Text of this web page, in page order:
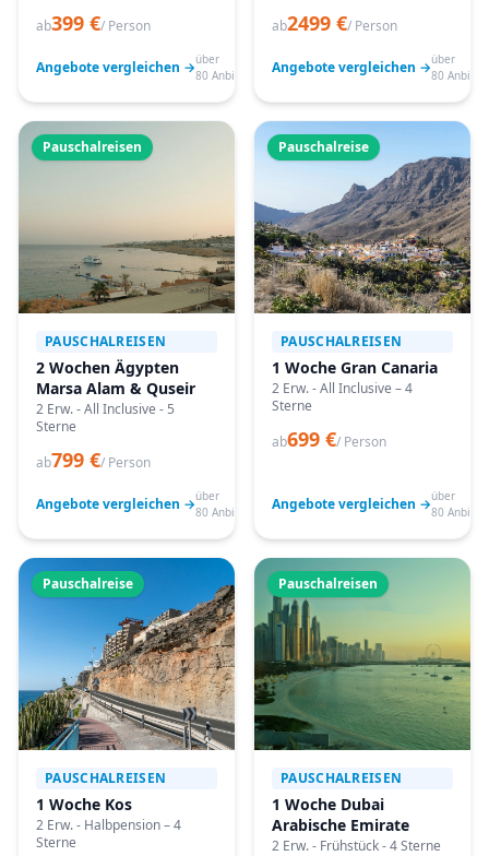
ab399 €/ Person
Angebote vergleichen →über
80 Anbieter
ab2499 €/ Person
Angebote vergleichen →über
80
Pauschalreisen
PAUSCHALREISEN
2 Wochen Ägypten
Marsa Alam & Quseir
2 Erw. - All Inclusive - 5
Sterne
ab799 €/ Person
Angebote vergleichen →über
80 Anbieter
Pauschalreise
PAUSCHALREISEN
1 Woche Gran Canaria
2 Erw. - All Inclusive – 4
Sterne
ab699 €/ Person
Angebote vergleichen →über
80
Pauschalreise
PAUSCHALREISEN
1 Woche Kos
2 Erw. - Halbpension – 4
Sterne
Pauschalreisen
PAUSCHALREISEN
1 Woche Dubai
Arabische Emirate
2 Erw. - Frühstück - 4 Sterne